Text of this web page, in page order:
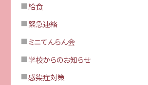
給食
緊急連絡
ミニてんらん会
学校からのお知らせ
感染症対策